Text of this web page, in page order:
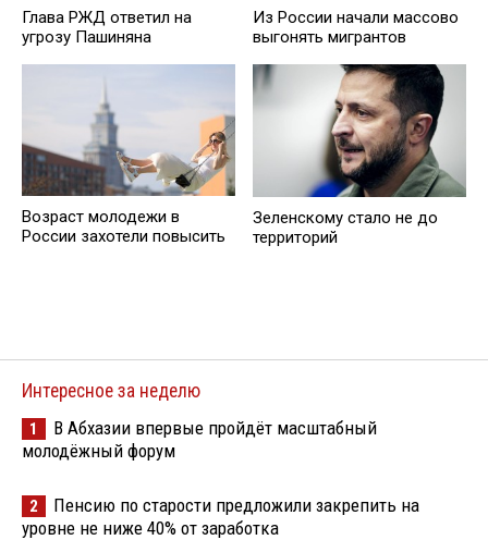
Глава РЖД ответил на
угрозу Пашиняна
Из России начали массово
выгонять мигрантов
Возраст молодежи в
России захотели повысить
Зеленскому стало не до
территорий
Интересное за неделю
1
В Абхазии впервые пройдёт масштабный
молодёжный форум
2
Пенсию по старости предложили закрепить на
уровне не ниже 40% от заработка